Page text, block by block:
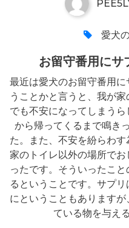
愛犬
お留守番用にサ
最近は愛犬のお留守番用
うことかと言うと、我が
でも不安になってしまう
から帰ってくるまで鳴き
た。また、不安を紛らわす
家のトイレ以外の場所で
ったです。そういったこ
るということです。サプ
にということもあります
ている物を与え